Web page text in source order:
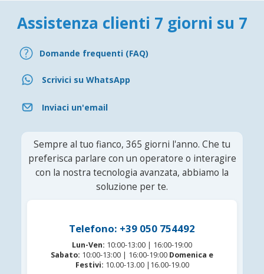
Assistenza clienti 7 giorni su 7
Domande frequenti (FAQ)
Scrivici su WhatsApp
Inviaci un'email
Sempre al tuo fianco, 365 giorni l'anno. Che tu
preferisca parlare con un operatore o interagire
con la nostra tecnologia avanzata, abbiamo la
soluzione per te.
Telefono: +39 050 754492
Lun-Ven: 10:00-13:00 | 16:00-19:00
Sabato: 10:00-13:00 | 16:00-19:00 Domenica e
Festivi: 10.00-13.00 |16.00-19.00